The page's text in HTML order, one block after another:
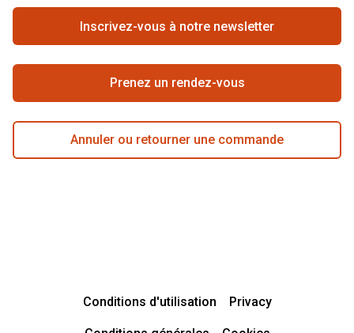
Se rétracter du contrat ici
Inscrivez-vous à notre newsletter
Prenez un rendez-vous
Annuler ou retourner une commande
Conditions d'utilisation Privacy